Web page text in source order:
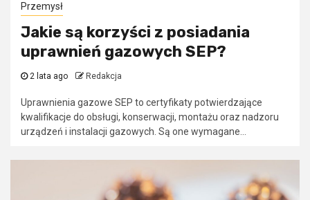
Przemysł
Jakie są korzyści z posiadania
uprawnień gazowych SEP?
2 lata ago Redakcja
Uprawnienia gazowe SEP to certyfikaty potwierdzające
kwalifikacje do obsługi, konserwacji, montażu oraz nadzoru
urządzeń i instalacji gazowych. Są one wymagane...